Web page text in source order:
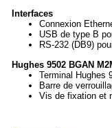
Interfaces
Connexion
USB de type B
RS-232 (DB9)
Hughes 9502 BGAN
Terminal Hughes
Barre de
Vis de fixation et